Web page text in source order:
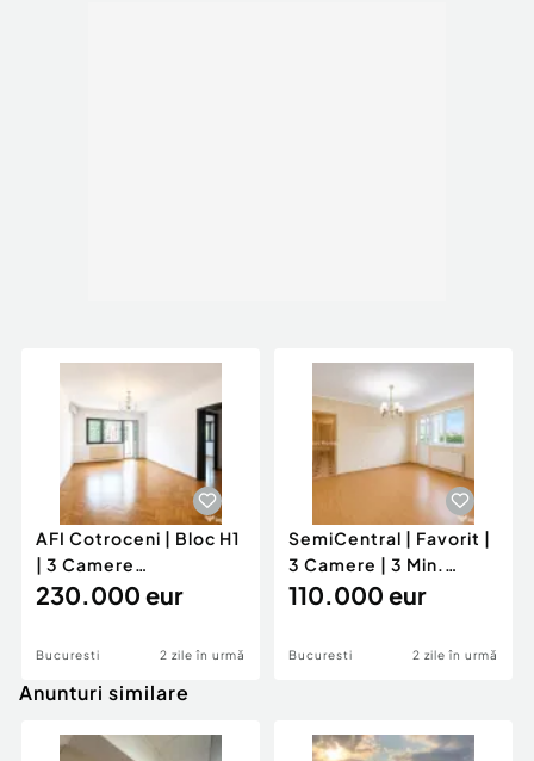
Global Home Romania, companie imobiliara
infiintata in 2020 ce continuă să se dezvolte cu
succes în domeniu, reușind să atraga constant
parteneri și colaboratori de încredere. Cu sediul în
București, Global Home Romania, a apărut ca o
firmă imobiliară de încredere ce își propune
constant să livreze servicii de calitate.
Misiunea Global Home Romania în piața
imobiliară, este aceea de a stabili un raport solid
reprezentantii nostri imobiliari bine informati
impreuna cu toti clientii si colaboratorii
companiei.
AFI Cotroceni | Bloc H1
| 3 Camere
Decomandat | Boxă
230.000 eur
Bucuresti 2 zile în urmă
SemiCentral | Favorit |
3 Camere | 3 Min.
Metrou | 2 Balcoan
110.000 eur
Bucuresti 2 zile în urmă
Anunturi similare